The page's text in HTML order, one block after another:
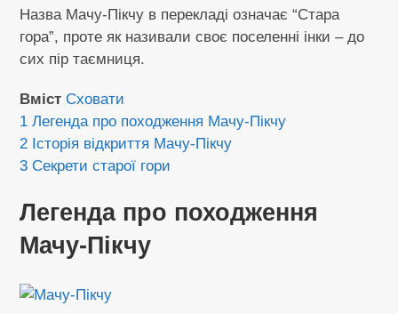
Назва Мачу-Пікчу в перекладі означає “Стара
гора”, проте як називали своє поселенні інки – до
сих пір таємниця.
Вміст Сховати
1 Легенда про походження Мачу-Пікчу
2 Історія відкриття Мачу-Пікчу
3 Секрети старої гори
Легенда про походження
Мачу-Пікчу